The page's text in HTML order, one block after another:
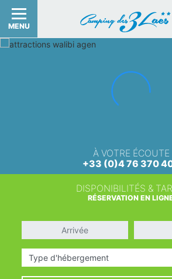
MENU
À VOTRE ÉCOUTE
+33 (0)4 76 370
DISPONIBILITÉS &
RÉSERVATION EN
Type d'hébergement